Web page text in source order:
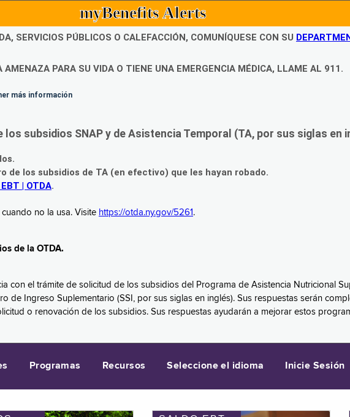
myBenefits Alerts
SERVICIOS PÚBLICOS O CALEFACCIÓN, COMUNÍQUESE CON SU
PARA SU VIDA O TIENE UNA EMERGENCIA MÉDICA, LLAME AL 911.
más información
subsidios SNAP y de Asistencia Temporal (TA, por sus siglas en
los subsidios de TA (en efectivo) que les hayan robado.
| OTDA.
no la usa. Visite https://otda.ny.gov/5261 .
de la OTDA.
con el trámite de solicitud de los subsidios del Programa de Asistencia Nutricional
de Ingreso Suplementario (SSI, por sus siglas en inglés). Sus respuestas serán
o renovación de los subsidios. Sus respuestas ayudarán a mejorar estos
Programas Recursos Seleccione el idioma Inicie Sesión